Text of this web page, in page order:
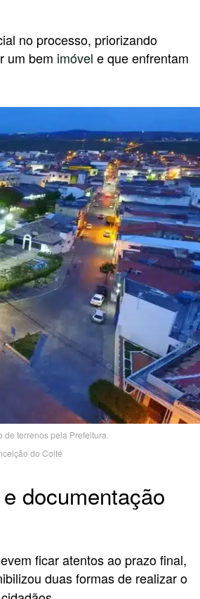
no processo, priorizando
um bem imóvel e que enfrentam
terrenos pela Prefeitura.
do Coité
documentação
ficar atentos ao prazo final,
duas formas de realizar o